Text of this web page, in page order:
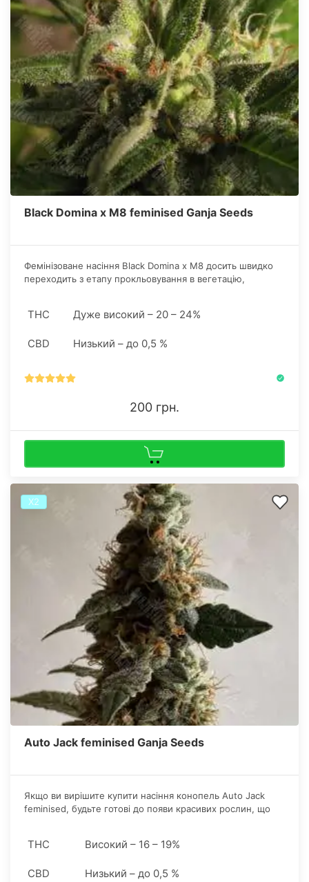
Black Domina x M8 feminised Ganja Seeds
Фемінізоване насіння Black Domina x M8 досить швидко
переходить з етапу прокльовування в вегетацію,
THC Дуже високий – 20 – 24%
CBD Низький – до 0,5 %
200 грн.
Х2
Auto Jack feminised Ganja Seeds
Якщо ви вирішите купити насіння конопель Аuto Jack
feminised, будьте готові до появи красивих рослин, що
насіння конопель даного цього сорту показує відмінну
THC Високий – 16 – 19%
CBD Низький – до 0,5 %